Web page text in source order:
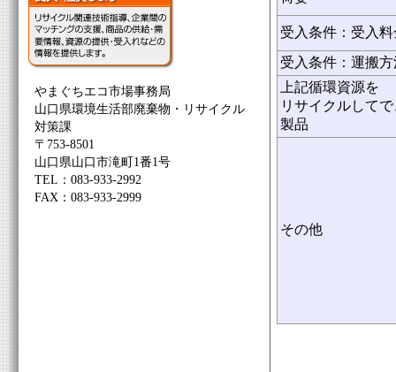
やまぐちエコ市場事務局
山口県環境生活部廃棄物・リサイクル
対策課
〒753-8501
山口県山口市滝町1番1号
TEL：083-933-2992
FAX：083-933-2999
受入条件：受入料
受入条件：運搬
上記循環資源を
リサイクルして
製品
その他